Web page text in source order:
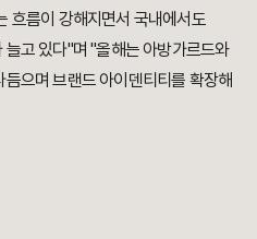
흐름이 강해지면서 국내에서도
고 있다"며 "올해는 아방가르드와
으며 브랜드 아이덴티티를 확장해